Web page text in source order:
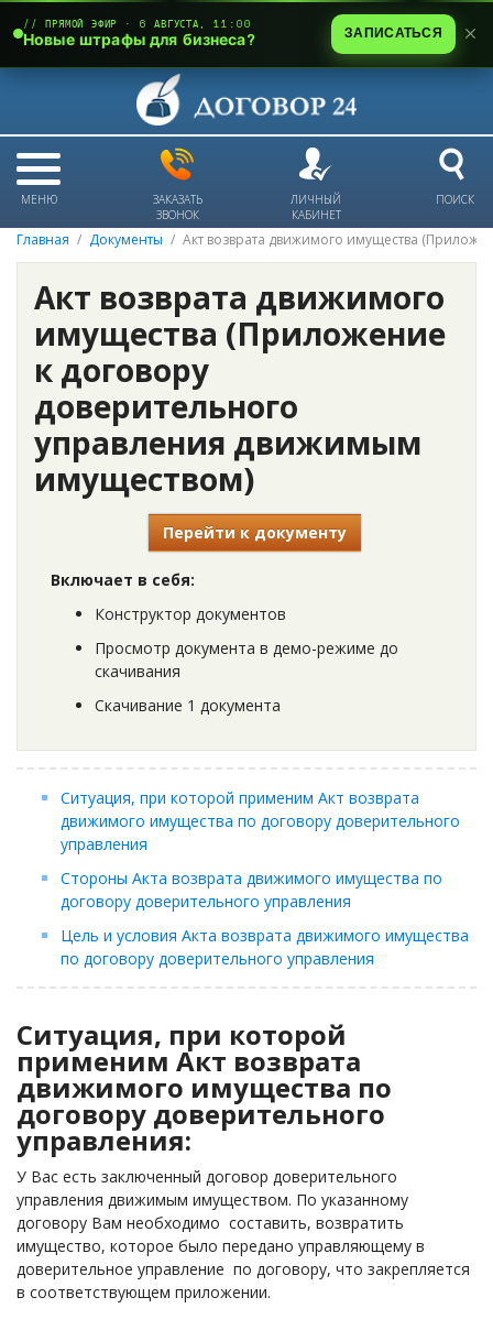
МЕНЮ
ЗАКАЗАТЬ
ЗВОНОК
ЛИЧНЫЙ
КАБИНЕТ
ПОИСК
Главная Документы Акт возврата движимого имущества
Акт возврата движимого
имущества (Приложение
к договору
доверительного
управления движимым
имуществом)
Перейти к документу
Включает в себя:
Конструктор документов
Просмотр документа в демо-режиме до
скачивания
Скачивание 1 документа
Ситуация, при которой применим Акт возврата
движимого имущества по договору доверительного
управления
Стороны Акта возврата движимого имущества по
договору доверительного управления
Цель и условия Акта возврата движимого имущества
по договору доверительного управления
Ситуация, при которой
применим Акт возврата
движимого имущества по
договору доверительного
управления:
У Вас есть заключенный договор доверительного
управления движимым имуществом. По указанному
договору Вам необходимо составить, возвратить
имущество, которое было передано управляющему в
доверительное управление по договору, что закрепляется
в соответствующем приложении.
// ПРЯМОЙ ЭФИР · 6 АВГУСТА, 11:00
Новые штрафы для бизнеса? ЗАПИСАТЬСЯ